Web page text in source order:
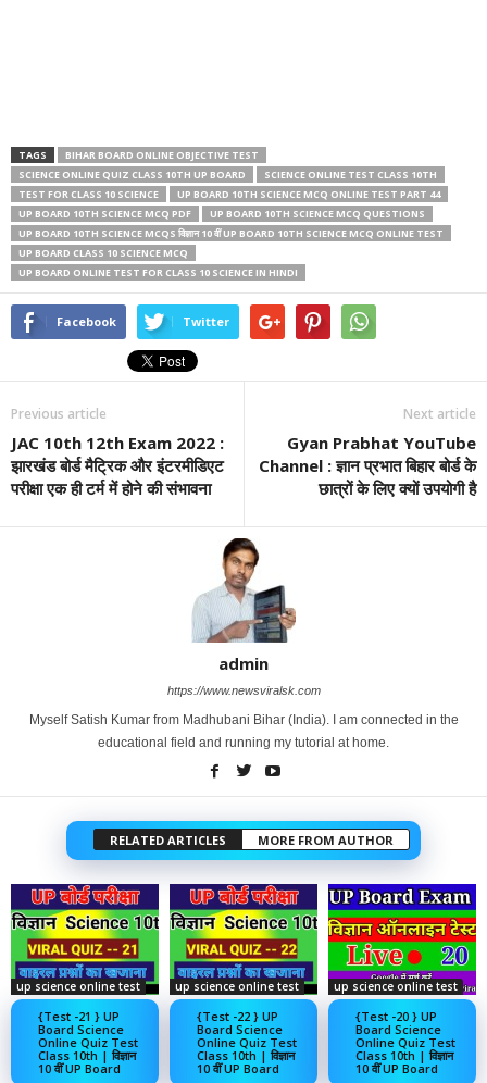
TAGS
BIHAR BOARD ONLINE OBJECTIVE TEST
SCIENCE ONLINE QUIZ CLASS 10TH UP BOARD
SCIENCE ONLINE TEST CLASS 10TH
TEST FOR CLASS 10 SCIENCE
UP BOARD 10TH SCIENCE MCQ ONLINE TEST PART 44
UP BOARD 10TH SCIENCE MCQ PDF
UP BOARD 10TH SCIENCE MCQ QUESTIONS
UP BOARD 10TH SCIENCE MCQS विज्ञान 10 वीं UP BOARD 10TH SCIENCE MCQ ONLINE TEST
UP BOARD CLASS 10 SCIENCE MCQ
UP BOARD ONLINE TEST FOR CLASS 10 SCIENCE IN HINDI
Facebook Twitter
Previous article
JAC 10th 12th Exam 2022 :
झारखंड बोर्ड मैट्रिक और इंटरमीडिएट
परीक्षा एक ही टर्म में होने की संभावना
Next article
Gyan Prabhat YouTube
Channel : ज्ञान प्रभात बिहार बोर्ड के
छात्रों के लिए क्यों उपयोगी है
admin
https://www.newsviralsk.com
Myself Satish Kumar from Madhubani Bihar (India). I am connected in the
educational field and running my tutorial at home.
RELATED ARTICLES MORE FROM AUTHOR
up science online test
{Test -21 } UP
Board Science
Online Quiz Test
Class 10th | विज्ञान
10 वीं UP Board
up science online test
{Test -22 } UP
Board Science
Online Quiz Test
Class 10th | विज्ञान
10 वीं UP Board
up science online test
{Test -20 } UP
Board Science
Online Quiz Test
Class 10th | विज्ञान
10 वीं UP Board